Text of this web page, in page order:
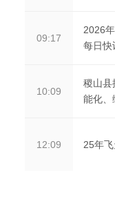
09:17
2026
每日快
10:09
稷山县
能化
12:09 25年